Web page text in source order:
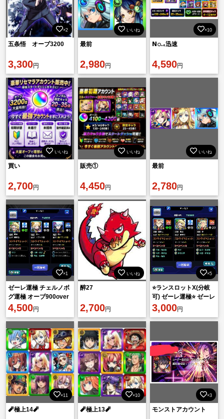
×2
五条悟 オーブ3200
3,300円
いいね
最前
2,980円
×10
𝗡𝚘.₄迅速
4,590円
いいね
買い
2,700円
いいね
販売①
4,450円
いいね
最前
2,780円
×1
ゼーレ運極 チェルノボ
グ運極 オーブ900over
4,500円
いいね
醉27
2,700円
×5
⭐️ランスロットX(分岐
可) ゼーレ運極⭐️ ゼーレ
Lv調整可 • チェルノボ
グチケット25枚
3,000円
×11
🧨極上14🧨
×10
🧨極上13🧨
×3
モンストアカウント